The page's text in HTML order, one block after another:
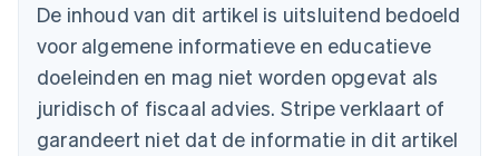
De inhoud van dit artikel is uitsluitend bedoeld
voor algemene informatieve en educatieve
doeleinden en mag niet worden opgevat als
juridisch of fiscaal advies. Stripe verklaart of
garandeert niet dat de informatie in dit artikel
Nederlands FrançaisDeutschEnglish
Brazilië
Português
Bulgarije
English
Canada